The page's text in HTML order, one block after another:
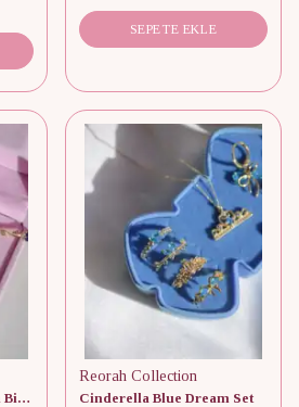
SEPETE EKLE
Lacivert Ribbon Garden Bileklik, Küpe, Yüzük Set
Reorah Collection
Cinderella Blue Dream Set